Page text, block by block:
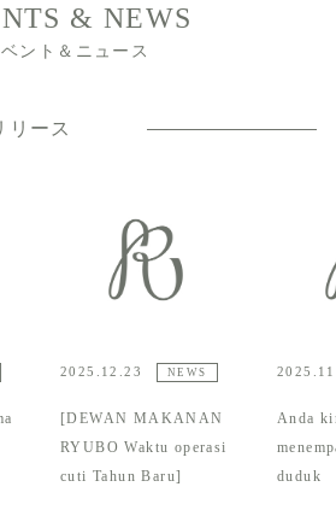
& NEWS
ント＆ニュース
リース
2025.12.23 NEWS
[DEWAN MAKANAN
RYUBO Waktu operasi
cuti Tahun Baru]
Anda
duduk